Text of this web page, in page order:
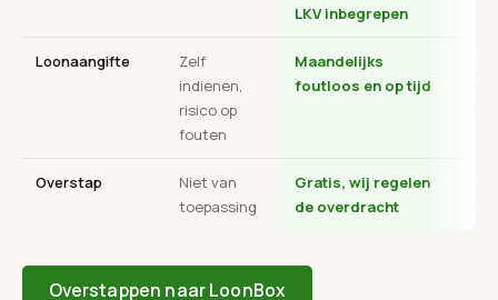
LKV inbegrepen
Loonaangifte
Zelf
indienen,
risico op
fouten
Maandelijks
foutloos en op tijd
Overstap
Niet van
toepassing
Gratis, wij regelen
de overdracht
Overstappen naar LoonBox